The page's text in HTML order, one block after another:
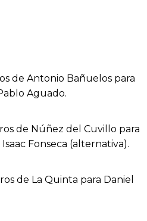
de Antonio Bañuelos para
Aguado.
de Núñez del Cuvillo para
Fonseca (alternativa).
de La Quinta para Daniel